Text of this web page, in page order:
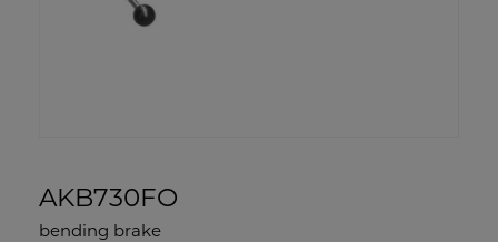
AKB730FO
bending brake